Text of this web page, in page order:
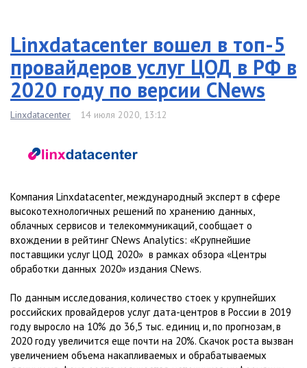
Linxdatacenter вошел в топ-5
провайдеров услуг ЦОД в РФ в
2020 году по версии CNews
Linxdatacenter 14 июля 2020, 13:12
Компания Linxdatacenter, международный эксперт в сфере
высокотехнологичных решений по хранению данных,
облачных сервисов и телекоммуникаций, сообщает о
вхождении в рейтинг CNews Analytics: «Крупнейшие
поставщики услуг ЦОД 2020» в рамках обзора «Центры
обработки данных 2020» издания CNews.
По данным исследования, количество стоек у крупнейших
российских провайдеров услуг дата-центров в России в 2019
году выросло на 10% до 36,5 тыс. единиц и, по прогнозам, в
2020 году увеличится еще почти на 20%. Скачок роста вызван
увеличением объема накапливаемых и обрабатываемых